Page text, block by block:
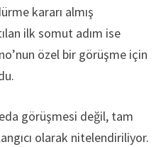
kararı almış
ilk somut adım ise
özel bir görüşme için
görüşmesi değil, tam
olarak nitelendiriliyor.